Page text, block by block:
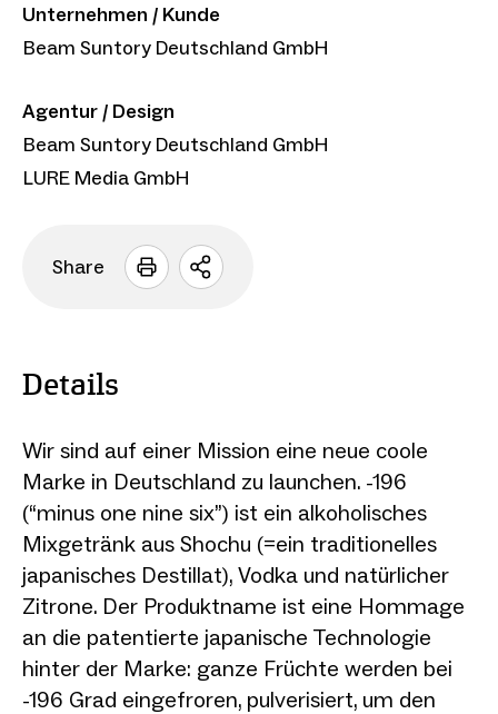
Unternehmen / Kunde
Beam Suntory Deutschland GmbH
Agentur / Design
Beam Suntory Deutschland GmbH
LURE Media GmbH
Share
Sharing
Details
Wir sind auf einer Mission eine neue coole
Marke in Deutschland zu launchen. -196
(“minus one nine six”) ist ein alkoholisches
Mixgetränk aus Shochu (=ein traditionelles
japanisches Destillat), Vodka und natürlicher
Zitrone. Der Produktname ist eine Hommage
an die patentierte japanische Technologie
hinter der Marke: ganze Früchte werden bei
-196 Grad eingefroren, pulverisiert, um den